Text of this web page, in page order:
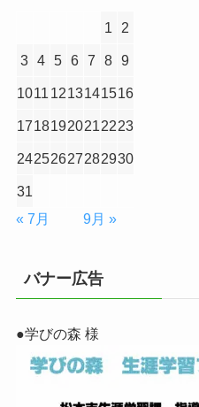
1 2
3 4 5 6 7 8 9
1011 1213141516
17181920212223
24252627282930
31
« 7月
9月 »
バナー広告
●学びの森 様